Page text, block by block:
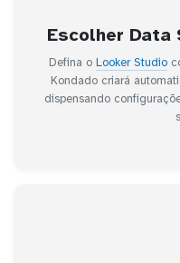
Escolher Data
Defina o Looker Studio
Kondado criará
dispensando